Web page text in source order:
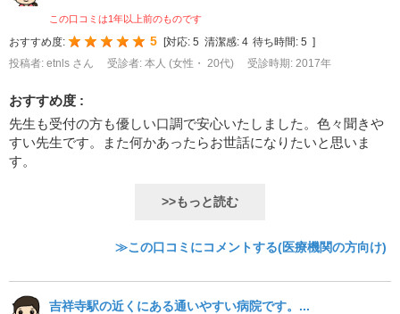
この口コミは1年以上前のものです
おすすめ度: 5 [対応: 5 清潔感: 4 待ち時間: 5 ]
投稿者: etnls さん
受診者: 本人 (女性・ 20代) 受診時期: 2017年
おすすめ度 :
先生も受付の方も優しい口調で安心いたしました。色々聞きや
すい先生です。また何かあったらお世話になりたいと思いま
す。
>>もっと読む
≫この口コミにコメントする(医療機関の方向け)
吉祥寺駅の近くにある通いやすい病院です。...